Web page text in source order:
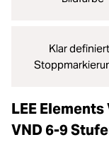
Klar
LEE
VND 6-9